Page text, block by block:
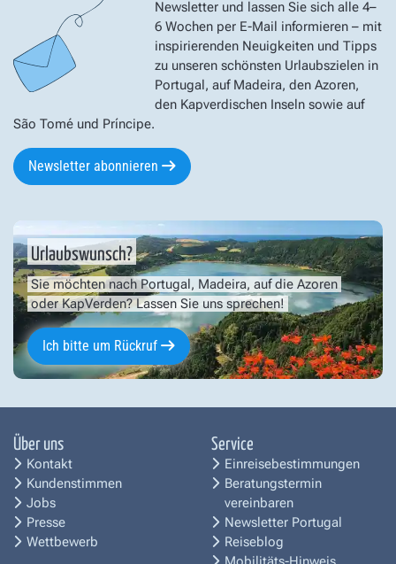
Newsletter und lassen Sie sich alle 4–
6 Wochen per E-Mail informieren – mit
inspirierenden Neuigkeiten und Tipps
zu unseren schönsten Urlaubszielen in
Portugal, auf Madeira, den Azoren,
den Kapverdischen Inseln sowie auf
São Tomé und Príncipe.
Newsletter abonnieren
Urlaubswunsch?
Sie möchten nach Portugal, Madeira, auf die Azoren
oder KapVerden? Lassen Sie uns sprechen!
Ich bitte um Rückruf
Über uns
Kontakt
Kundenstimmen
Jobs
Presse
Wettbewerb
Service
Einreisebestimmungen
Beratungstermin
vereinbaren
Newsletter Portugal
Reiseblog